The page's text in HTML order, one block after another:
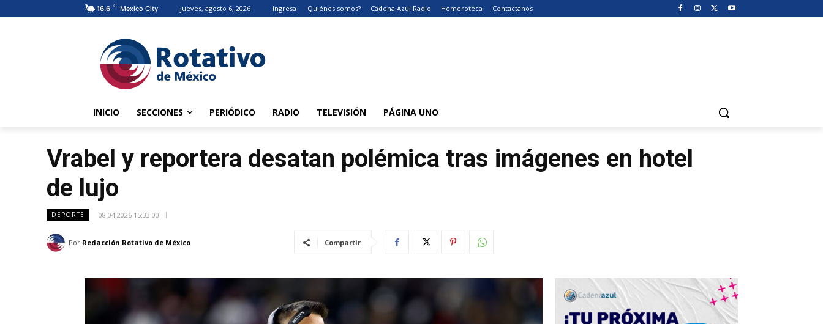
16.6 C Mexico City jueves, agosto 6, 2026 Ingresa Quiénes somos? Cadena Azul Radio Hemeroteca Contactanos
INICIO SECCIONES PERIÓDICO RADIO TELEVISIÓN PÁGINA UNO
Vrabel y reportera desatan polémica tras imágenes en hotel
de lujo
DEPORTE 08.04.2026 15:33:00
Por Redacción Rotativo de México Compartir